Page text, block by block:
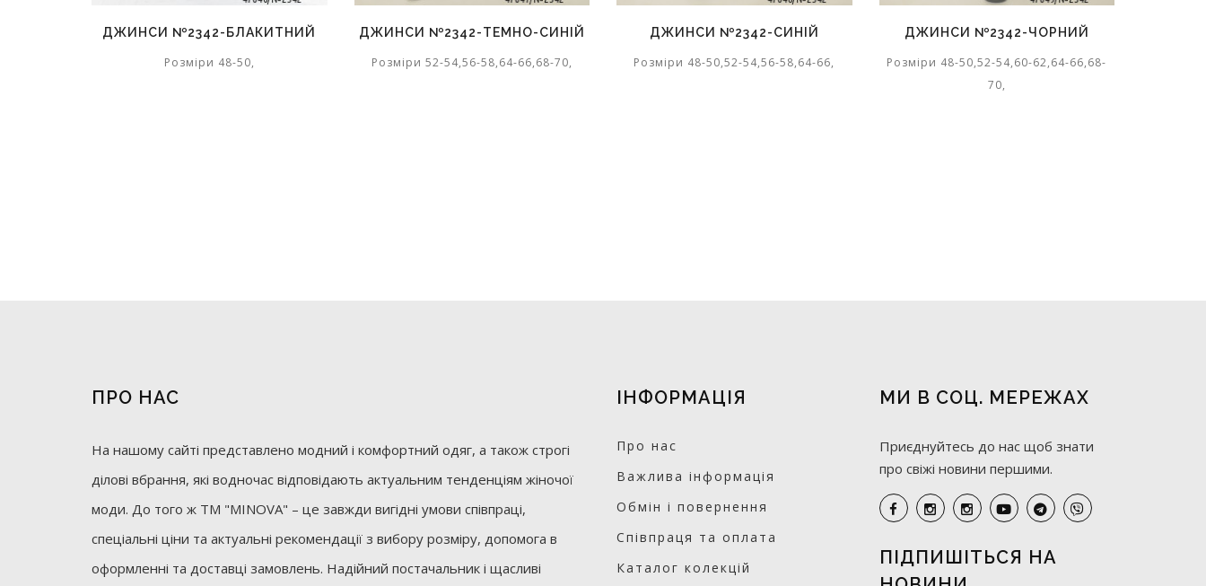
ДЖИНСИ №2342-БЛАКИТНИЙ
Розміри 48-50,
ДЖИНСИ №2342-ТЕМНО-СИНІЙ
Розміри 52-54,56-58,64-66,68-70,
ДЖИНСИ №2342-СИНІЙ
Розміри 48-50,52-54,56-58,64-66,
ДЖИНСИ №2342-ЧОРНИЙ
Розміри 48-50,52-54,60-62,64-66,68-
70,
ПРО НАС
На нашому сайті представлено модний і комфортний одяг, а також строгі
ділові вбрання, які водночас відповідають актуальним тенденціям жіночої
моди. До того ж ТМ "MINOVA" – це завжди вигідні умови співпраці,
спеціальні ціни та актуальні рекомендації з вибору розміру, допомога в
оформленні та доставці замовлень. Надійний постачальник і щасливі
ІНФОРМАЦІЯ
Про нас
Важлива інформація
Обмін і повернення
Співпраця та оплата
Каталог колекцій
МИ В СОЦ. МЕРЕЖАХ
Приєднуйтесь до нас щоб знати
про свіжі новини першими.
ПІДПИШІТЬСЯ НА